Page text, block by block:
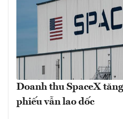
Doanh thu SpaceX
phiếu vẫn lao dốc